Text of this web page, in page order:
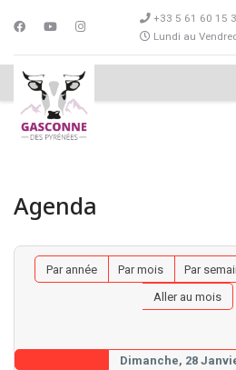
+33 5 61 60 15
Lundi au
Agenda
Par année Par mois Par
Aller au mois
Dimanche, 28